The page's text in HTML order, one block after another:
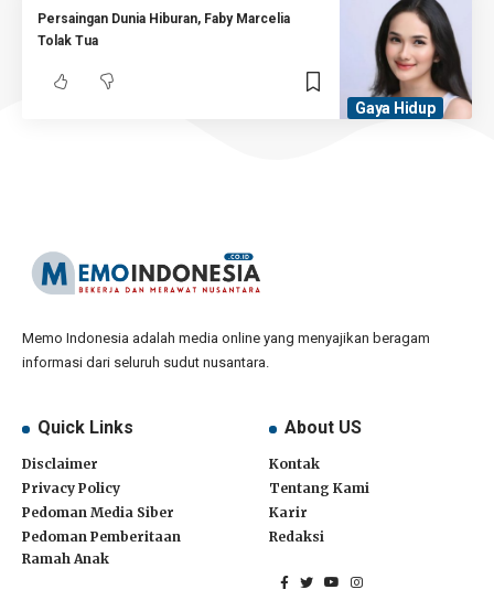
Gaya Hidup
Persaingan Dunia Hiburan, Faby Marcelia
Tolak Tua
Memo Indonesia adalah media online yang menyajikan beragam
informasi dari seluruh sudut nusantara.
Quick Links
Disclaimer
Privacy Policy
Pedoman Media Siber
Pedoman Pemberitaan
Ramah Anak
About US
Kontak
Tentang Kami
Karir
Redaksi